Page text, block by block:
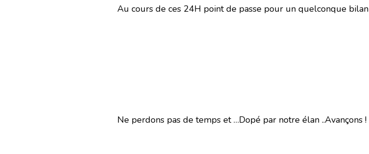
Au cours de ces 24H point de passe pour un quelconque bilan
Ne perdons pas de temps et …Dopé par notre élan ..Avançons !